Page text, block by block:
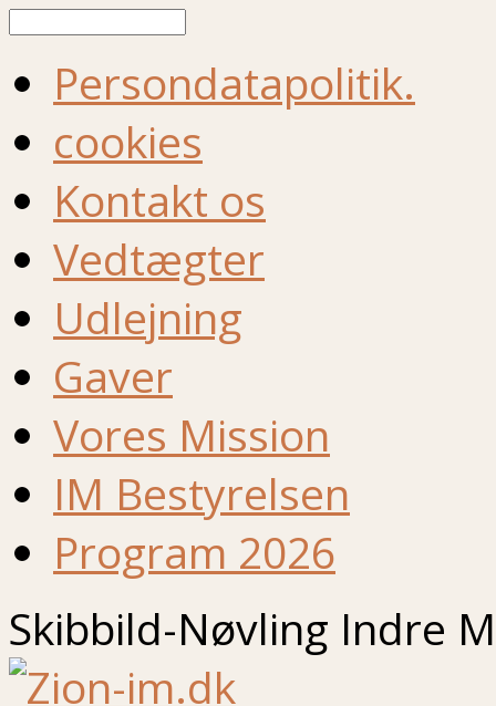
Persondatapolitik.
cookies
Kontakt os
Vedtægter
Udlejning
Gaver
Vores Mission
IM Bestyrelsen
Program 2026
Skibbild-Nøvling Indre